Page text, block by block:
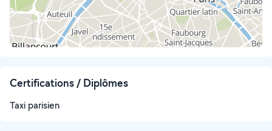
Certifications / Diplômes
Taxi parisien